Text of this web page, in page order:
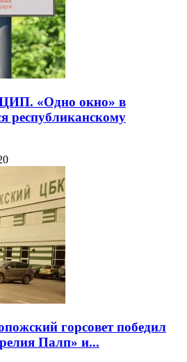
«Одно окно» в
республиканскому
горсовет победил
Палп» и...